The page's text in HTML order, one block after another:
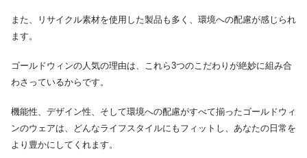
また、リサイクル素材を使用した製品も多く、環境への配慮が感じられ
ます。
ゴールドウィンの人気の理由は、これら3つのこだわりが絶妙に組み合
わさっているからです。
機能性、デザイン性、そして環境への配慮がすべて揃ったゴールドウィ
ンのウェアは、どんなライフスタイルにもフィットし、あなたの日常を
より豊かにしてくれます。